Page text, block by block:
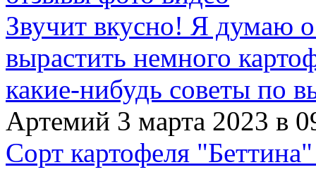
Звучит вкусно! Я думаю
вырастить немного
какие-нибудь советы по
Артемий 3 марта 2023 в
Сорт картофеля